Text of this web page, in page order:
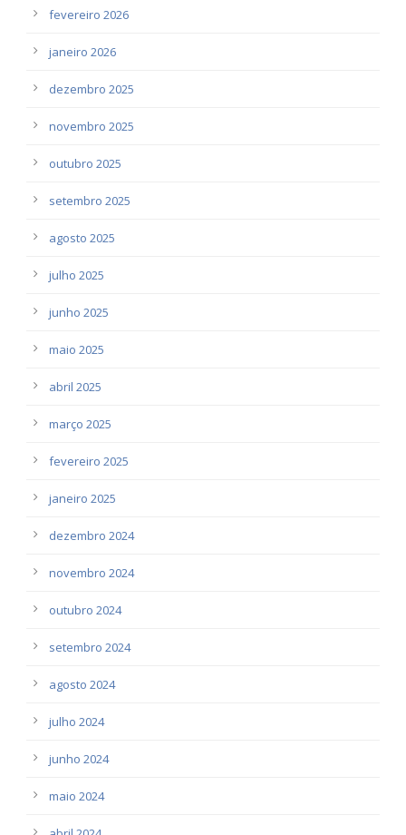
fevereiro 2026
janeiro 2026
dezembro 2025
novembro 2025
outubro 2025
setembro 2025
agosto 2025
julho 2025
junho 2025
maio 2025
abril 2025
março 2025
fevereiro 2025
janeiro 2025
dezembro 2024
novembro 2024
outubro 2024
setembro 2024
agosto 2024
julho 2024
junho 2024
maio 2024